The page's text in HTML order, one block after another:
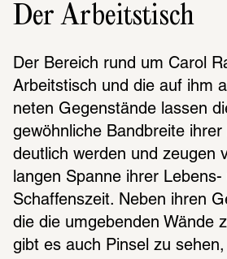
Der Arbeitstisch
Der Bereich rund um Carol
Arbeits­tisch und die auf ihm
ne­ten Gegen­stände lassen
ge­wöhn­li­che Band­breite ihrer
deut­lich werden und zeugen
langen Spanne ihrer Lebens-
Schaf­fens­zeit. Neben ihren
die die umge­ben­den Wände
gibt es auch Pinsel zu